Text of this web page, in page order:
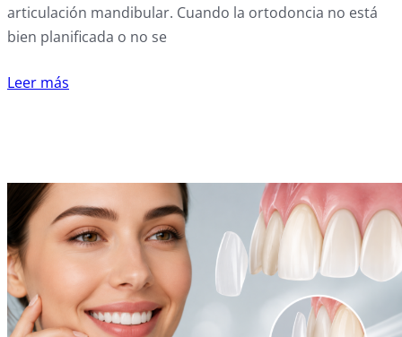
articulación mandibular. Cuando la ortodoncia no está
bien planificada o no se
Leer más